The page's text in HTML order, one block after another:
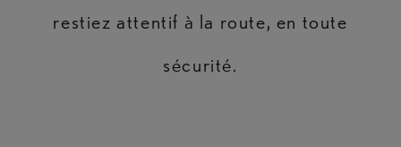
restiez attentif à la route, en toute
sécurité.